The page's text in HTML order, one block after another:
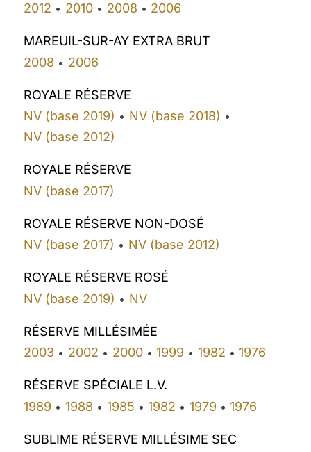
2012 • 2010• 2008 • 2006
MAREUIL-SUR-AY EXTRA BRUT
2008 • 2006
ROYALE RÉSERVE
NV (base 2019) • NV (base 2018) •
NV (base 2012)
ROYALE RÉSERVE
NV (base 2017)
ROYALE RÉSERVE NON-DOSÉ
NV (base 2017) • NV (base 2012)
ROYALE RÉSERVE ROSÉ
NV (base 2019) • NV
RÉSERVE MILLÉSIMÉE
2003 • 2002 • 2000• 1999 • 1982 • 1976
RÉSERVE SPÉCIALE L.V.
1989 • 1988 • 1985 • 1982 • 1979 • 1976
SUBLIME RÉSERVE MILLÉSIME SEC